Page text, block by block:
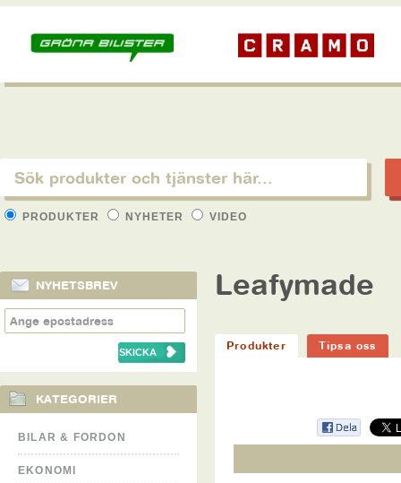
PRODUKTER NYHETER VIDEO
NYHETSBREV
KATEGORIER
BILAR & FORDON
EKONOMI
Leafymade
Produkter Tipsa oss